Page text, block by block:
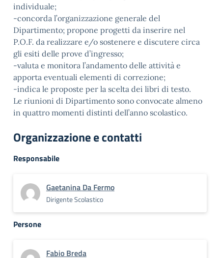
individuale;
-concorda l’organizzazione generale del
Dipartimento; propone progetti da inserire nel
P.O.F. da realizzare e/o sostenere e discutere circa
gli esiti delle prove d’ingresso;
-valuta e monitora l’andamento delle attività e
apporta eventuali elementi di correzione;
-indica le proposte per la scelta dei libri di testo.
Le riunioni di Dipartimento sono convocate almeno
in quattro momenti distinti dell’anno scolastico.
Organizzazione e contatti
Responsabile
Gaetanina Da Fermo
Dirigente Scolastico
Persone
Fabio Breda